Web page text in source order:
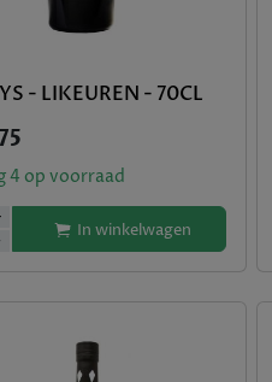
- LIKEUREN - 70CL
4 op voorraad
In winkelwagen